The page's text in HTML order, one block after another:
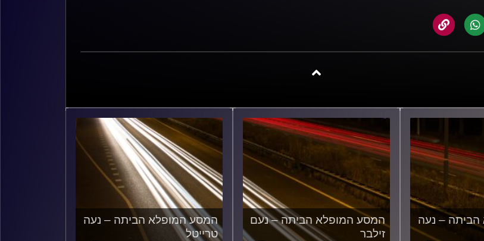
– נעה
המסע המופלא הביתה – נעם
זילבר
המסע המופלא הביתה – נעה
טרייטל